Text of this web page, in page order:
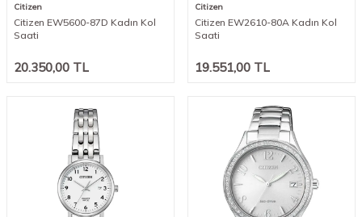
Citizen
Citizen EW5600-87D Kadın Kol
Saati
20.350,00 TL
Citizen
Citizen EW2610-80A Kadın Kol
Saati
19.551,00 TL